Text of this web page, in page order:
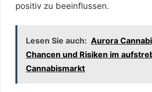
positiv zu beeinflussen.
Lesen Sie auch: Aurora
Chancen und Risiken im
Cannabismarkt